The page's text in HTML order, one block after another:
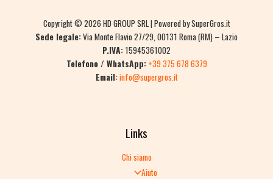
Copyright © 2026 HD GROUP SRL | Powered by SuperGros.it
Sede legale:Via Monte Flavio 27/29, 00131 Roma (RM) – Lazio
P.IVA:15945361002
Telefono / WhatsApp: +39 375 678 6379
Email:info@supergros.it
Links
Chi siamo
Aiuto